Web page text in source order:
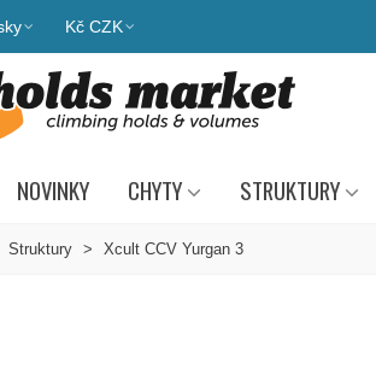
Kč CZK
NOVINKY CHYTY STRUKTURY
Struktury > Xcult CCV Yurgan 3